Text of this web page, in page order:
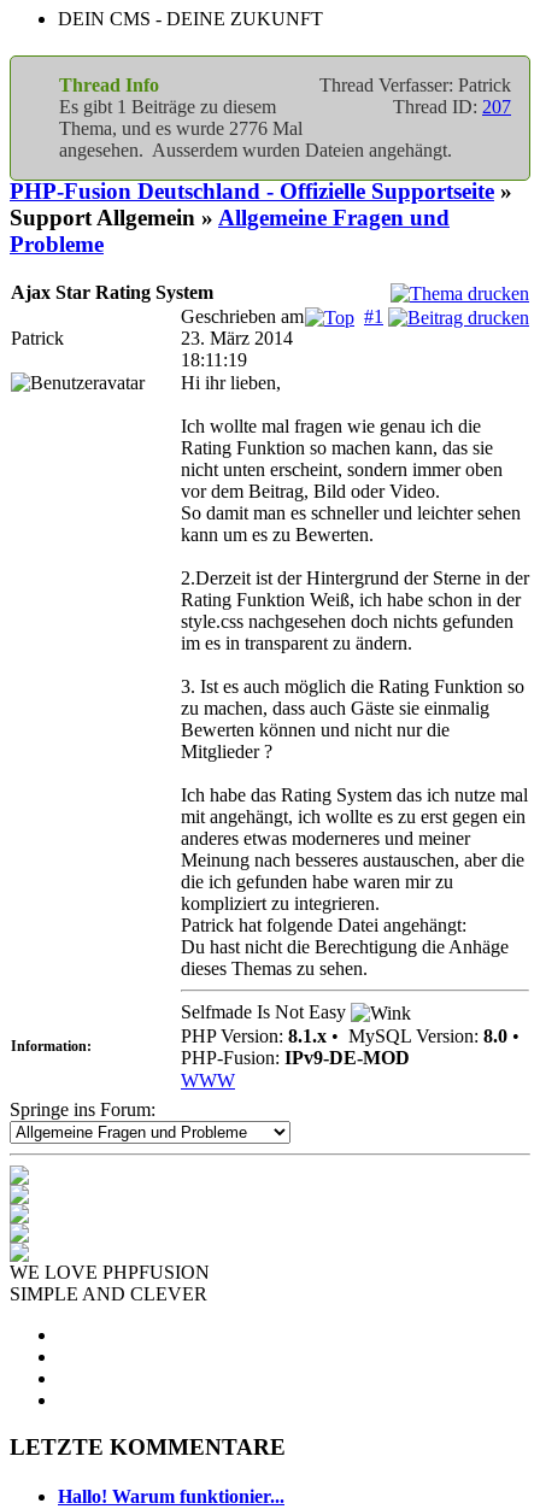
DEIN CMS - DEINE ZUKUNFT
Thread Verfasser: Patrick
Thread ID: 207
Thread Info
Es gibt 1 Beiträge zu diesem
Thema, und es wurde 2776 Mal
angesehen. Ausserdem wurden Dateien angehängt.
PHP-Fusion Deutschland - Offizielle Supportseite »
Support Allgemein » Allgemeine Fragen und
Probleme
Ajax Star Rating System
Patrick
#1
Geschrieben am
23. März 2014
18:11:19
Hi ihr lieben,
Ich wollte mal fragen wie genau ich die
Rating Funktion so machen kann, das sie
nicht unten erscheint, sondern immer oben
vor dem Beitrag, Bild oder Video.
So damit man es schneller und leichter sehen
kann um es zu Bewerten.
2.Derzeit ist der Hintergrund der Sterne in der
Rating Funktion Weiß, ich habe schon in der
style.css nachgesehen doch nichts gefunden
im es in transparent zu ändern.
3. Ist es auch möglich die Rating Funktion so
zu machen, dass auch Gäste sie einmalig
Bewerten können und nicht nur die
Mitglieder ?
Ich habe das Rating System das ich nutze mal
mit angehängt, ich wollte es zu erst gegen ein
anderes etwas moderneres und meiner
Meinung nach besseres austauschen, aber die
die ich gefunden habe waren mir zu
kompliziert zu integrieren.
Patrick hat folgende Datei angehängt:
Du hast nicht die Berechtigung die Anhäge
dieses Themas zu sehen.
Selfmade Is Not Easy
Information: PHP Version: 8.1.x • MySQL Version: 8.0 •
PHP-Fusion: IPv9-DE-MOD
WWW
Springe ins Forum:
WE LOVE PHPFUSION
SIMPLE AND CLEVER
LETZTE KOMMENTARE
Hallo! Warum funktionier...